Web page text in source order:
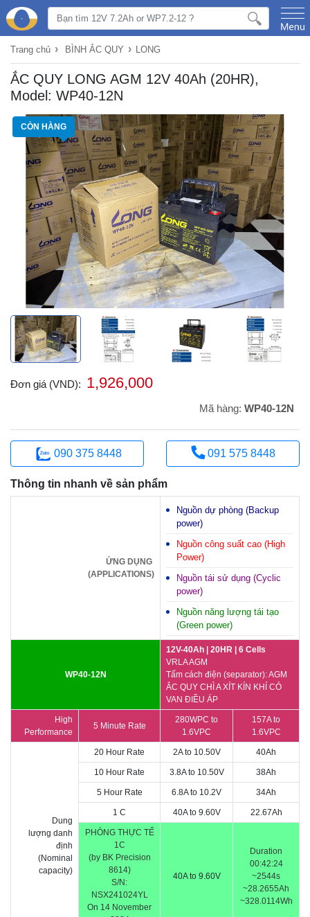
Trang chủ › BÌNH ẮC QUY › LONG
ẮC QUY LONG AGM 12V 40Ah (20HR),
Model: WP40-12N
CÒN HÀNG
Đơn giá (VND): 1,926,000
Mã hàng: WP40-12N
090 375 8448 091 575 8448
Thông tin nhanh về sản phẩm
ỨNG DỤNG
(APPLICATIONS)
Nguồn dự phòng (Backup
power)
Nguồn công suất cao (High
Power)
Nguồn tái sử dụng (Cyclic
power)
Nguồn năng lượng tái tạo
(Green power)
WP40-12N
12V-40Ah | 20HR | 6 Cells
VRLA AGM
Tấm cách điện (separator): AGM
ẮC QUY CHÌ A XÍT KÍN KHÍ CÓ
VAN ĐIỀU ÁP
High
Performance
5 Minute Rate
280WPC to
1.6VPC
157A to
1.6VPC
Dung
lượng danh
định
(Nominal
capacity)
20 Hour Rate 2A to 10.50V 40Ah
10 Hour Rate 3.8A to 10.50V 38Ah
5 Hour Rate 6.8A to 10.2V 34Ah
1 C 40A to 9.60V 22.67Ah
PHÓNG THỰC TẾ
1C
(by BK Precision
8614)
S/N:
NSX241024YL
On 14 November
40A to 9.60V
Duration
00:42:24
~2544s
~28.2655Ah
~328.0114Wh